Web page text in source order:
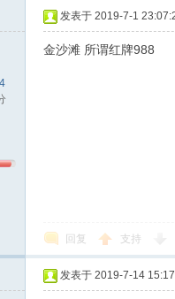
发表于 2019-7-1
金沙滩 所谓红牌988
回复 支持
发表于 2019-7-14